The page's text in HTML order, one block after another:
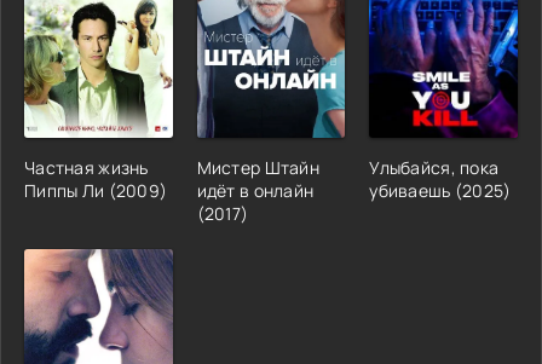
Частная жизнь
Пиппы Ли (2009)
Мистер Штайн
идёт в онлайн
(2017)
Улыбайся, пока
убиваешь (2025)